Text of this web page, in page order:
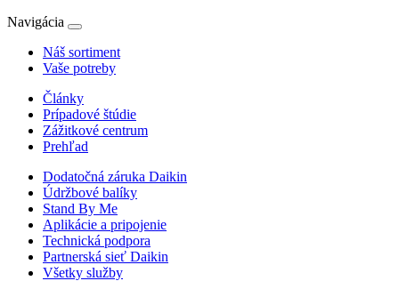
Navigácia
Náš sortiment
Vaše potreby
Články
Prípadové štúdie
Zážitkové centrum
Prehľad
Dodatočná záruka Daikin
Údržbové balíky
Stand By Me
Aplikácie a pripojenie
Technická podpora
Partnerská sieť Daikin
Všetky služby